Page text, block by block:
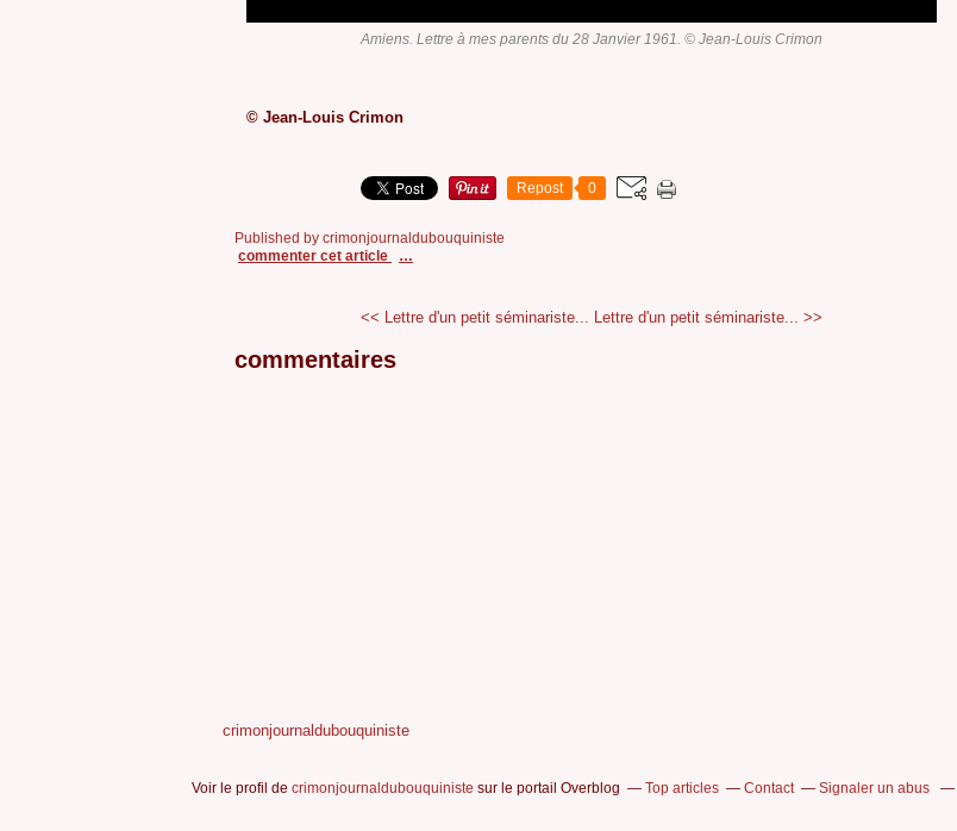
Amiens. Lettre à mes parents du 28 Janvier 1961. © Jean-Louis Crimon
© Jean-Louis Crimon
Repost 0
Published by crimonjournaldubouquiniste
commenter cet article
…
<< Lettre d'un petit séminariste... Lettre d'un petit séminariste... >>
commentaires
crimonjournaldubouquiniste
Voir le profil de crimonjournaldubouquiniste sur le portail Overblog Top articles Contact Signaler un abus